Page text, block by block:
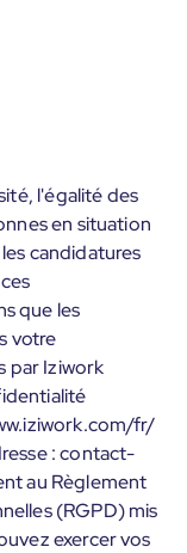
l'égalité des
en situation
candidatures
que les
votre
par Iziwork
fr/
: contact-
au Règlement
(RGPD) mis
exercer vos